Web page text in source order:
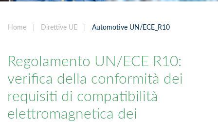
Home Direttive UE Automotive UN/ECE_R10
Regolamento UN/ECE R10:
verifica della conformità dei
requisiti di compatibilità
elettromagnetica dei